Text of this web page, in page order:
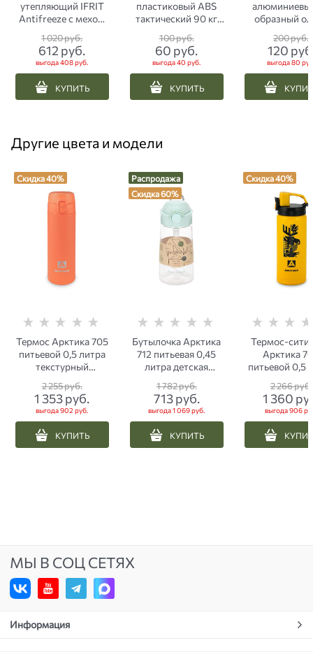
утепляющий IFRIT
Antifreeze с мехом
1 020 руб.
612 руб.
выгода408 руб.
КУПИТЬ
пластиковый ABS
тактический 90 кг
100 руб.
60 руб.
выгода40 руб.
КУПИТЬ
образный
200 руб.
120
выгода80
Другие цвета и модели
Скидка 40%
Термос Арктика 705
питьевой 0,5 литра
текстурный
2 255 руб.
1 353 руб.
выгода902 руб.
КУПИТЬ
Распродажа
Скидка 60%
Бутылочка Арктика
712 питьевая 0,45
литра детская
1 782 руб.
713 руб.
выгода1 069 руб.
КУПИТЬ
Скидка 40%
Термос-
Арктика
питьевой 0,5
2 266 руб.
1 360
выгода906
МЫ В СОЦ СЕТЯХ
Информация